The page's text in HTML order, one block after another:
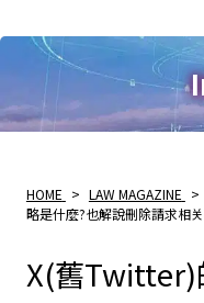
HOME > LAW MAGAZINE >
略是什麼?也解說刪除請求相
X(舊Twitter)